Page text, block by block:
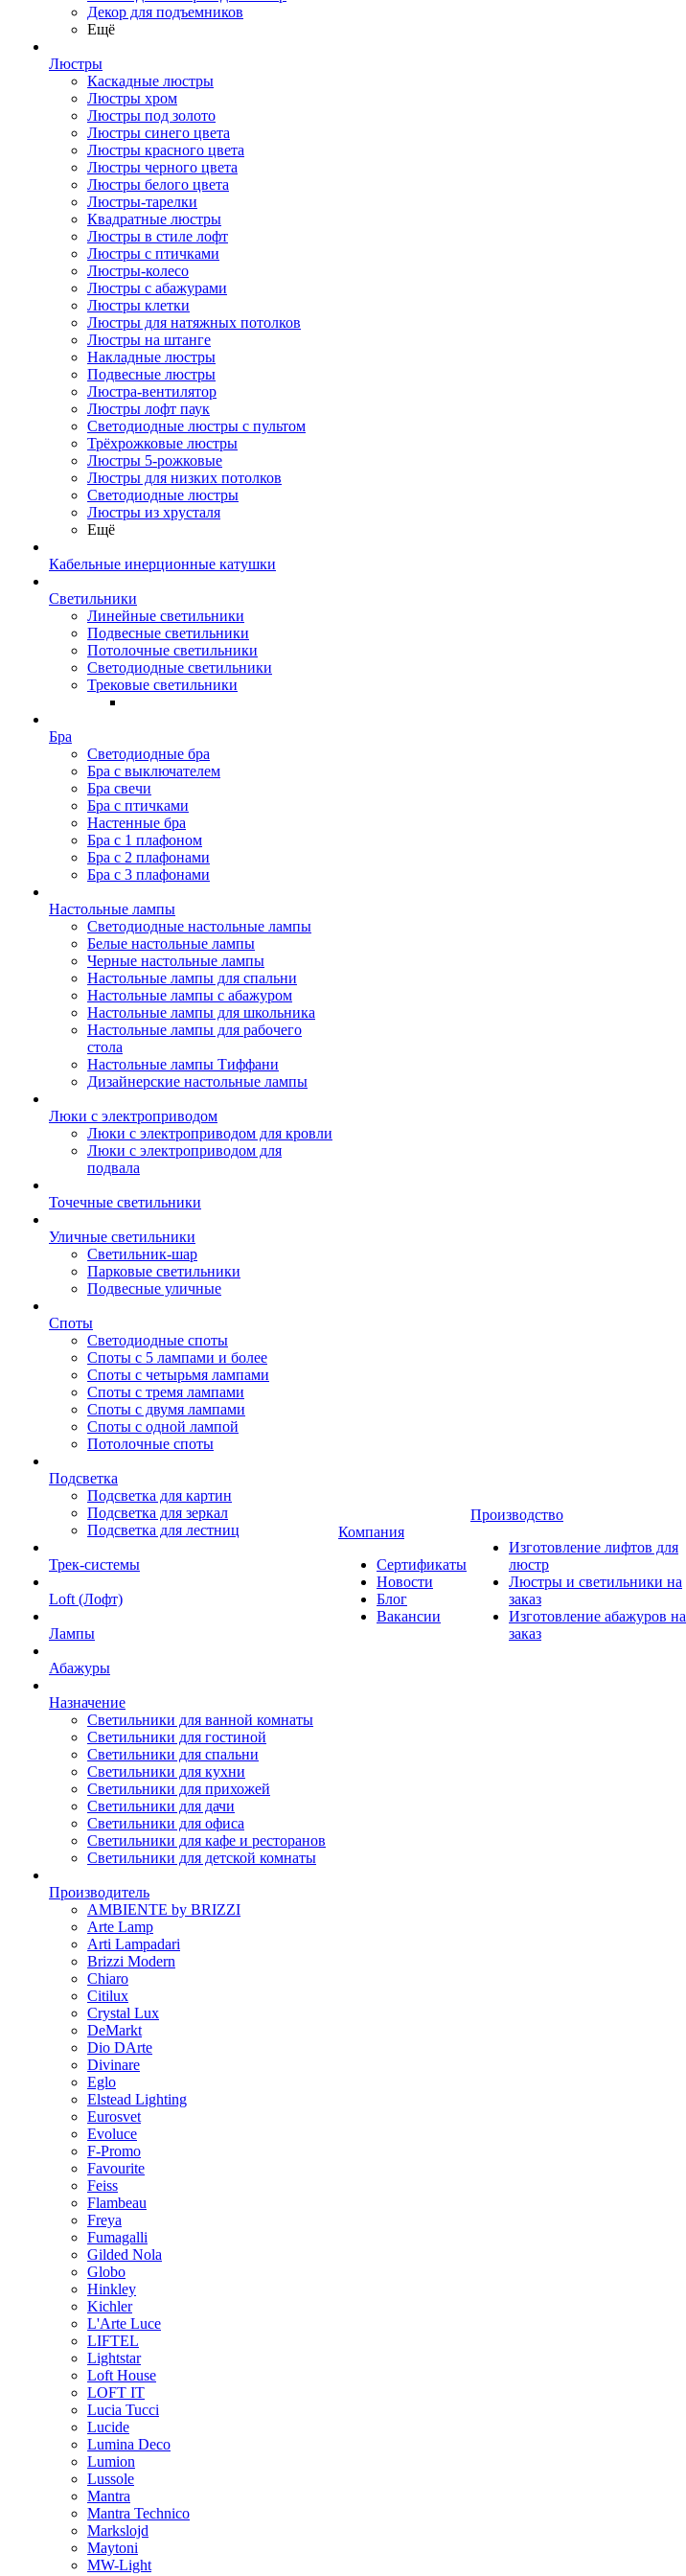
Декор для подъемников
Ещё
Люстры
Каскадные люстры
Люстры хром
Люстры под золото
Люстры синего цвета
Люстры красного цвета
Люстры черного цвета
Люстры белого цвета
Люстры-тарелки
Квадратные люстры
Люстры в стиле лофт
Люстры с птичками
Люстры-колесо
Люстры с абажурами
Люстры клетки
Люстры для натяжных потолков
Люстры на штанге
Накладные люстры
Подвесные люстры
Люстра-вентилятор
Люстры лофт паук
Светодиодные люстры с пультом
Трёхрожковые люстры
Люстры 5-рожковые
Люстры для низких потолков
Cветодиодные люстры
Люстры из хрусталя
Ещё
Кабельные инерционные катушки
Светильники
Линейные светильники
Подвесные светильники
Потолочные светильники
Светодиодные светильники
Трековые светильники
Бра
Светодиодные бра
Бра с выключателем
Бра свечи
Бра с птичками
Настенные бра
Бра с 1 плафоном
Бра с 2 плафонами
Бра с 3 плафонами
Настольные лампы
Светодиодные настольные лампы
Белые настольные лампы
Черные настольные лампы
Настольные лампы для спальни
Настольные лампы с абажуром
Настольные лампы для школьника
Настольные лампы для рабочего
стола
Настольные лампы Тиффани
Дизайнерские настольные лампы
Люки с электроприводом
Люки с электроприводом для кровли
Люки с электроприводом для
подвала
Точечные светильники
Уличные светильники
Светильник-шар
Парковые светильники
Подвесные уличные
Споты
Светодиодные споты
Споты с 5 лампами и более
Споты с четырьмя лампами
Споты с тремя лампами
Споты с двумя лампами
Споты с одной лампой
Потолочные споты
Подсветка
Подсветка для картин
Подсветка для зеркал
Подсветка для лестниц
Трек-системы
Loft (Лофт)
Лампы
Абажуры
Назначение
Светильники для ванной комнаты
Светильники для гостиной
Светильники для спальни
Светильники для кухни
Светильники для прихожей
Светильники для дачи
Светильники для офиса
Светильники для кафе и ресторанов
Светильники для детской комнаты
Производитель
AMBIENTE by BRIZZI
Arte Lamp
Arti Lampadari
Brizzi Modern
Chiaro
Citilux
Crystal Lux
DeMarkt
Dio DArte
Divinare
Eglo
Elstead Lighting
Eurosvet
Evoluce
F-Promo
Favourite
Feiss
Flambeau
Freya
Fumagalli
Gilded Nola
Globo
Hinkley
Kichler
L'Arte Luce
LIFTEL
Lightstar
Loft House
LOFT IT
Lucia Tucci
Lucide
Lumina Deco
Lumion
Lussole
Mantra
Mantra Technico
Markslojd
Maytoni
MW-Light
Компания
Сертификаты
Новости
Блог
Вакансии
Производство
Изготовление лифтов для
люстр
Люстры и светильники на
заказ
Изготовление абажуров на
заказ